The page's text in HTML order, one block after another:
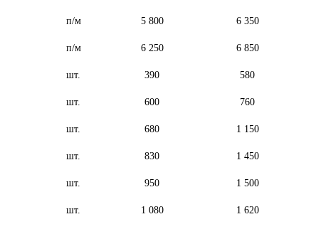
п/м 5 800 6 350
п/м 6 250 6 850
шт. 390 580
шт. 600 760
шт. 680 1 150
шт. 830 1 450
шт. 950 1 500
шт. 1 080 1 620